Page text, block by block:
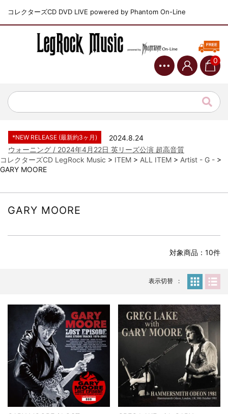
コレクターズCD DVD LIVE powered by Phantom On-Line
0
ジャーニー / 1979年5月8+9日 コロラド州 2公演 SBD 完全収録！
*NEW RELEASE (最新約3ヶ月)
ウォーニング / 2024年4月22日 英リーズ公演 超高音質
IEM+Aud！
*NEW RELEASE (最新約3ヶ月)
リアム・ギャラガー / 2024年6月3日 カーディフ公演 IEM/AUD 完
*NEW RELEASE (最新約3ヶ月)
2024.6.24
スコーピオンズ / 2024年6月15日 リスボン公演 FHD 完全収録！
マネスキン / 2024年6月9日 ドイツ ROCK AM RING 公演 FHD 完
リアム・ギャラガー / 2024年6月1日 英国シェフィールド公演 完
全収録！
*NEW RELEASE (最新約3ヶ月)
2024.6.9
メガデス / 2023年8月4日 ドイツ W.O.A. 公演 FHD 完全収録！
*NEW RELEASE (最新約3ヶ月)
2024.6.9
ユーライア・ヒープ / 2023年8月3日 ドイツ W.O.A. 公演 FHD 完
全収録！
*NEW RELEASE (最新約3ヶ月)
2024.6.9
ジャーニー / 1979年5月8+9日 コロラド州 2公演 SBD 完全収録！
コレクターズCD LegRock Music > ITEM > ALL ITEM > Artist - G - >
GARY MOORE
GARY MOORE
対象商品：10件
表示切替